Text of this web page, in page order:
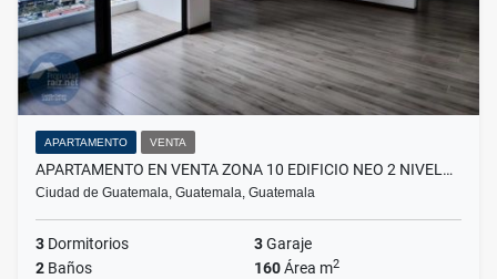
APARTAMENTO VENTA
APARTAMENTO EN VENTA ZONA 10 EDIFICIO NEO 2 NIVEL…
Ciudad de Guatemala, Guatemala, Guatemala
3 Dormitorios 3Garaje
2 Baños 160Área m2